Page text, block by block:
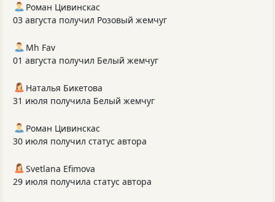
Роман Цивинскас
03 августа получил Розовый жемчуг
Mh Fav
01 августа получил Белый жемчуг
Наталья Бикетова
31 июля получила Белый жемчуг
Роман Цивинскас
30 июля получил статус автора
Svetlana Efimova
29 июля получила статус автора